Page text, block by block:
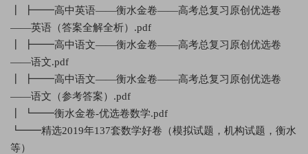
┃ ┣━━高中英语——衡水金卷——高考总复习原创优选卷
——英语（答案全解全析）.pdf
┃ ┣━━高中语文——衡水金卷——高考总复习原创优选卷
——语文.pdf
┃ ┣━━高中语文——衡水金卷——高考总复习原创优选卷
——语文（参考答案）.pdf
┃ ┗━━衡水金卷-优选卷数学.pdf
┗━━精选2019年137套数学好卷（模拟试题，机构试题，衡水
等）